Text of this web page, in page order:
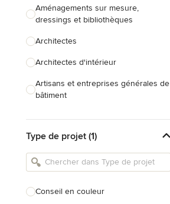
Aménagements sur mesure,
dressings et bibliothèques
Architectes
Architectes d'intérieur
Artisans et entreprises générales de
bâtiment
Charpentiers
Constructeurs de maison
cuisine
Type de projet (1)
Conseil en couleur